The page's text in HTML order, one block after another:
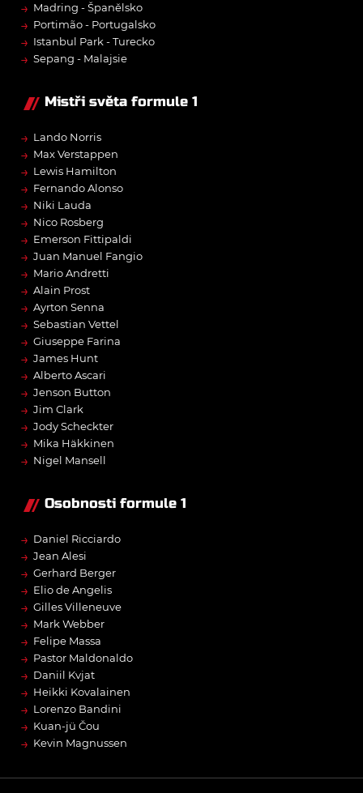
→ Madring - Španělsko
→ Portimão - Portugalsko
→ Istanbul Park - Turecko
→ Sepang - Malajsie
Mistři světa formule 1
→ Lando Norris
→ Max Verstappen
→ Lewis Hamilton
→ Fernando Alonso
→ Niki Lauda
→ Nico Rosberg
→ Emerson Fittipaldi
→ Juan Manuel Fangio
→ Mario Andretti
→ Alain Prost
→ Ayrton Senna
→ Sebastian Vettel
→ Giuseppe Farina
→ James Hunt
→ Alberto Ascari
→ Jenson Button
→ Jim Clark
→ Jody Scheckter
→ Mika Häkkinen
→ Nigel Mansell
Osobnosti formule 1
→ Daniel Ricciardo
→ Jean Alesi
→ Gerhard Berger
→ Elio de Angelis
→ Gilles Villeneuve
→ Mark Webber
→ Felipe Massa
→ Pastor Maldonaldo
→ Daniil Kvjat
→ Heikki Kovalainen
→ Lorenzo Bandini
→ Kuan-jü Čou
→ Kevin Magnussen